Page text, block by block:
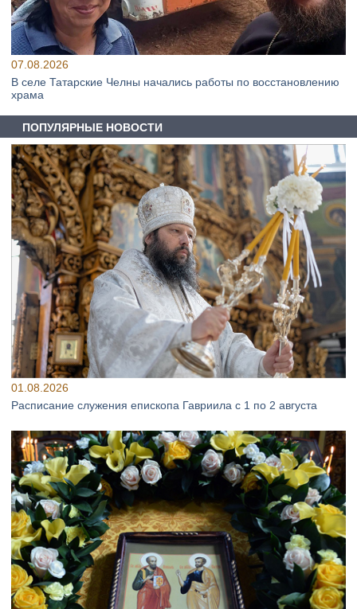
07.08.2026
В селе Татарские Челны начались работы по восстановлению
храма
ПОПУЛЯРНЫЕ НОВОСТИ
01.08.2026
Расписание служения епископа Гавриила с 1 по 2 августа